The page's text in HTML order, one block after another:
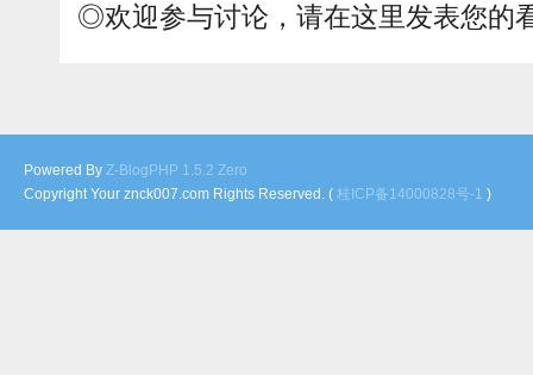
◎欢迎参与讨论，请在这里发表您的
Powered By Z-BlogPHP 1.5.2 Zero
Copyright Your znck007.com Rights Reserved. ( 桂ICP备14000828号-1 )